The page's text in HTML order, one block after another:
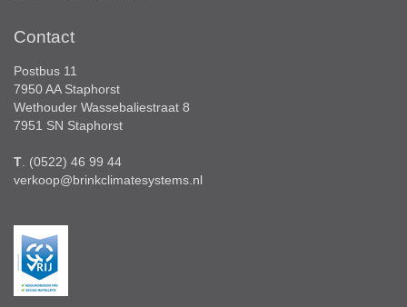
Contact
Postbus 11
7950 AA Staphorst
Wethouder Wassebaliestraat 8
7951 SN Staphorst
T . (0522) 46 99 44
verkoop@brinkclimatesystems.nl